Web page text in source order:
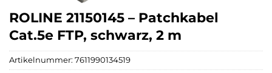
ROLINE 21150145 – Patchkabel
Cat.5e FTP, schwarz, 2 m
Artikelnummer: 7611990134519